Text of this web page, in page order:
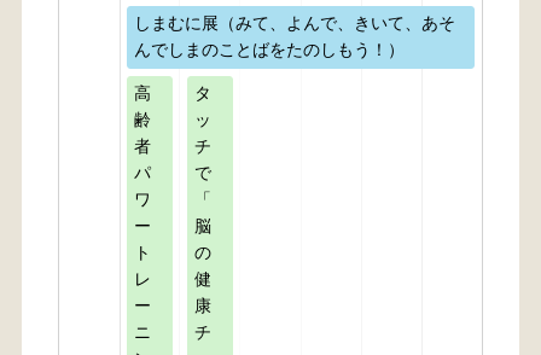
しまむに展（みて、よんで、きいて、あそ
んでしまのことばをたのしもう！）
高
齢
者
パ
ワ
ー
ト
レ
ー
ニ
タ
ッ
チ
で
「
脳
の
健
康
チ